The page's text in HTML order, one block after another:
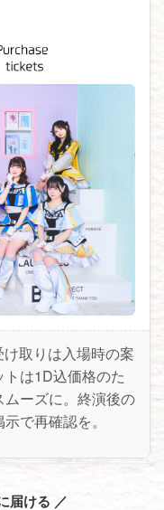
取りは入場時の案
は1D込価格のた
ーズに。終演後の
で再確認を。
届ける ／